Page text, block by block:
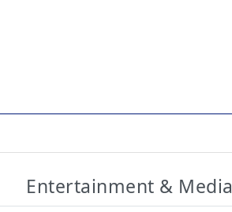
Entertainment & Media